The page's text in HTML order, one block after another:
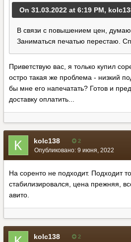
On 31.03.2022 at 6:19 PM,
В связи с повышением цен,
Заниматься печатью перестаю.
Приветствую вас, я только купил
остро такая же проблема - низкий
бы мне его напечатать? Готов и
доставку оплатить...
kolc138 2
Опубликовано: 9 июня, 2022
На соренто не подходит. Подходит
стабилизировался, цена прежняя,
авито.
kolc138 2